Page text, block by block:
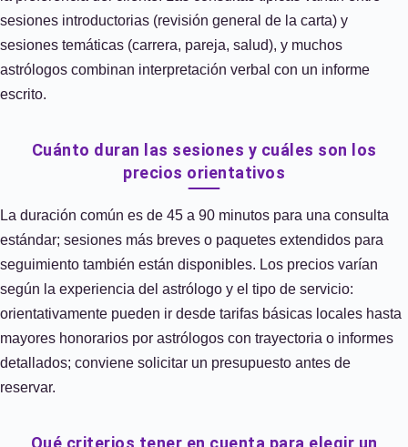
sesiones introductorias (revisión general de la carta) y
sesiones temáticas (carrera, pareja, salud), y muchos
astrólogos combinan interpretación verbal con un informe
escrito.
Cuánto duran las sesiones y cuáles son los
precios orientativos
La duración común es de 45 a 90 minutos para una consulta
estándar; sesiones más breves o paquetes extendidos para
seguimiento también están disponibles. Los precios varían
según la experiencia del astrólogo y el tipo de servicio:
orientativamente pueden ir desde tarifas básicas locales hasta
mayores honorarios por astrólogos con trayectoria o informes
detallados; conviene solicitar un presupuesto antes de
reservar.
Qué criterios tener en cuenta para elegir un